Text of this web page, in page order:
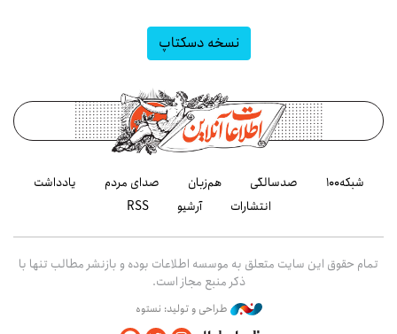
نسخه دسکتاپ
شبکه۱۰۰ صدسالگی هم‌زبان صدای مردم
یادداشت
انتشارات
آرشیو RSS
تمام حقوق این سایت متعلق به موسسه اطلاعات بوده و بازنشر مطالب تنها با
ذکر منبع مجاز است.
طراحی و تولید: نستوه